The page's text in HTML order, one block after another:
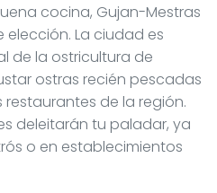
cocina, Gujan-Mestras
La ciudad es
de la ostricultura de
ostras recién pescadas
de la región.
deleitarán tu paladar, ya
o en establecimientos